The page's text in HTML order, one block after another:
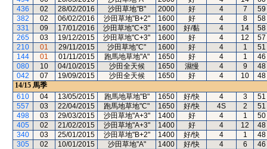
436
02 28/02/2016 沙田草地"B" 2000 好 4 7
59
382
02 06/02/2016 沙田草地"B+2" 1600 好 4 8
58
331
09 17/01/2016 沙田草地"C+3" 1600 好/黏 4 14
58
265
03 19/12/2015 沙田草地"C+3" 1600 好 4 12
57
210
01 29/11/2015 沙田草地"C" 1600 好 4 1
51
144
01 01/11/2015 跑馬地草地"A" 1650 好 4 1
46
080
10 04/10/2015 沙田全天候 1650 濕慢 4 9
48
042
07 19/09/2015 沙田全天候 1650 好 4 10
48
14/15 馬季
610
04 13/05/2015 跑馬地草地"B" 1650 好/快 4 3
51
557
03 22/04/2015 跑馬地草地"C" 1650 好/快 4S 2
51
498
03 29/03/2015 沙田草地"A+3" 1400 好 4 1
50
405
02 21/02/2015 沙田草地"A+3" 1400 好 4 12
48
340
03 25/01/2015 沙田草地"B+2" 1400 好/快 4 1
48
305
02 10/01/2015 沙田草地"A" 1400 好/快 4 6
46